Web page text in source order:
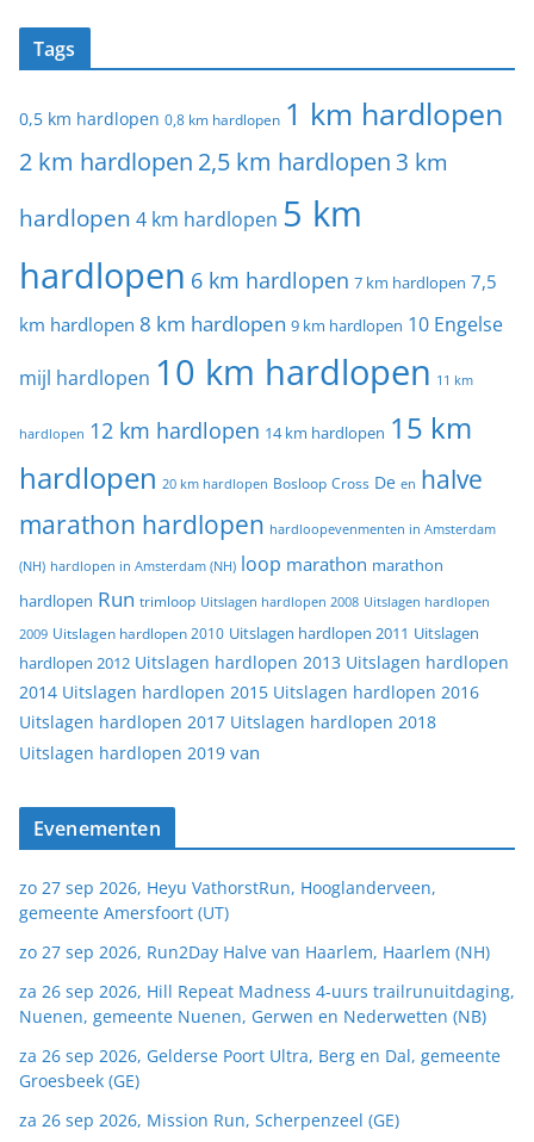
Tags
0,5 km hardlopen 0,8 km hardlopen 1 km hardlopen
2 km hardlopen 2,5 km hardlopen 3 km
hardlopen 4 km hardlopen 5 km
hardlopen 6 km hardlopen 7 km hardlopen 7,5
km hardlopen 8 km hardlopen 9 km hardlopen 10 Engelse
mijl hardlopen 10 km hardlopen 11 km
hardlopen 12 km hardlopen 14 km hardlopen 15 km
hardlopen 20 km hardlopen Bosloop Cross De en halve
marathon hardlopen hardloopevenmenten in Amsterdam
(NH) hardlopen in Amsterdam (NH) loop marathon marathon
hardlopen Run trimloop Uitslagen hardlopen 2008 Uitslagen hardlopen
2009 Uitslagen hardlopen 2010 Uitslagen hardlopen 2011 Uitslagen
hardlopen 2012 Uitslagen hardlopen 2013 Uitslagen hardlopen
2014 Uitslagen hardlopen 2015 Uitslagen hardlopen 2016
Uitslagen hardlopen 2017 Uitslagen hardlopen 2018
Uitslagen hardlopen 2019 van
Evenementen
zo 27 sep 2026, Heyu VathorstRun, Hooglanderveen,
gemeente Amersfoort (UT)
zo 27 sep 2026, Run2Day Halve van Haarlem, Haarlem (NH)
za 26 sep 2026, Hill Repeat Madness 4-uurs trailrunuitdaging,
Nuenen, gemeente Nuenen, Gerwen en Nederwetten (NB)
za 26 sep 2026, Gelderse Poort Ultra, Berg en Dal, gemeente
Groesbeek (GE)
za 26 sep 2026, Mission Run, Scherpenzeel (GE)